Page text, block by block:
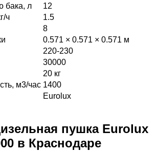
бака, л
12
ч
1.5
8
0.571 × 0.571 × 0.571 м
220-230
30000
20 кг
м3/час 1400
Eurolux
пушка Eurolux
в Краснодаре